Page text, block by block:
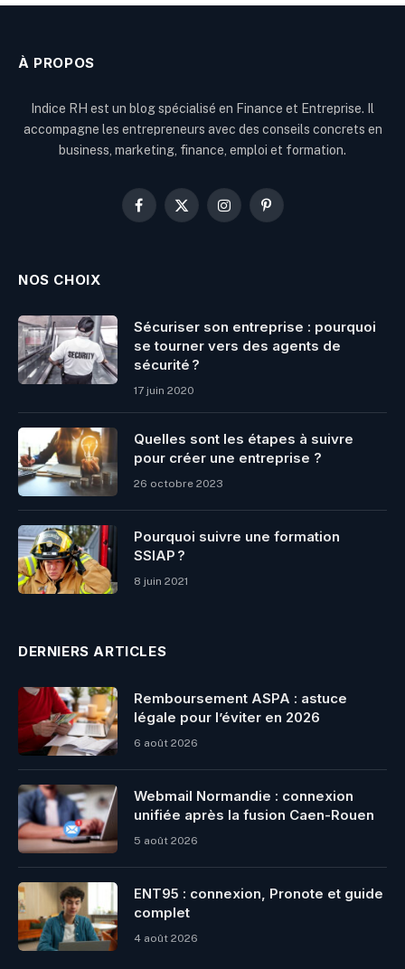
À PROPOS
Indice RH est un blog spécialisé en Finance et Entreprise. Il
accompagne les entrepreneurs avec des conseils concrets en
business, marketing, finance, emploi et formation.
Facebook
X
InstagramPinterest
NOS CHOIX
Sécuriser son entreprise : pourquoi
se tourner vers des agents de
sécurité ?
17 juin 2020
Quelles sont les étapes à suivre
pour créer une entreprise ?
26 octobre 2023
Pourquoi suivre une formation
SSIAP ?
8 juin 2021
DERNIERS ARTICLES
Remboursement ASPA : astuce
légale pour l’éviter en 2026
6 août 2026
Webmail Normandie : connexion
unifiée après la fusion Caen-Rouen
5 août 2026
ENT95 : connexion, Pronote et guide
complet
4 août 2026